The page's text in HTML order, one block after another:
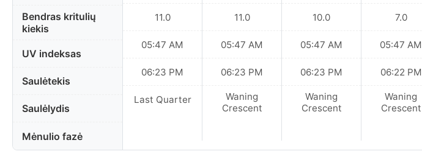
Bendras kritulių
kiekis
UV indeksas
Saulėtekis
Saulėlydis
Mėnulio fazė
11.0
05:47 AM
06:23 PM
Last Quarter
11.0
05:47 AM
06:23 PM
Waning
Crescent
10.0
05:47 AM
06:23 PM
Waning
Crescent
7.0
05:47 AM
06:22 PM
Waning
Crescent